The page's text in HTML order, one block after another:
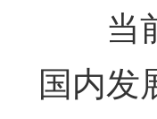
当前
国内发